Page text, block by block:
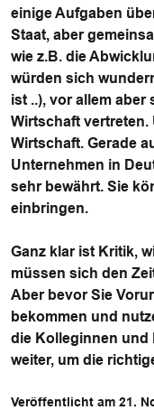
einige Aufgaben
Staat, aber
wie z.B. die
würden sich
ist ..), vor allem aber
Wirtschaft
Wirtschaft. Gerade
Unternehmen in
sehr bewährt. Sie
einbringen.
Ganz klar ist Kritik,
müssen sich den
Aber bevor Sie
bekommen und
die Kolleginnen und
weiter, um die
Veröffentlicht am 21.